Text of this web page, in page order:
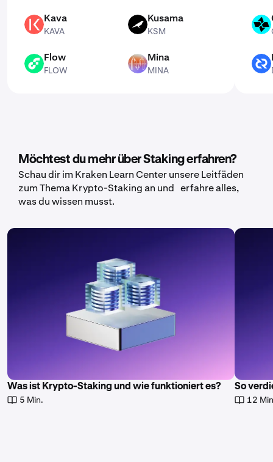
KAVA Kava
KAVA
KSM Kusama
KSM
FLOW Flow
FLOW
MINA Mina
MINA
CTSI
DCR
Möchtest du mehr über Staking erfahren?
Schau dir im Kraken Learn Center unsere Leitfäden
zum Thema Krypto-Staking an und erfahre alles,
was du wissen musst.
Was ist Krypto-Staking und wie funktioniert es?
5 Min.
So
12